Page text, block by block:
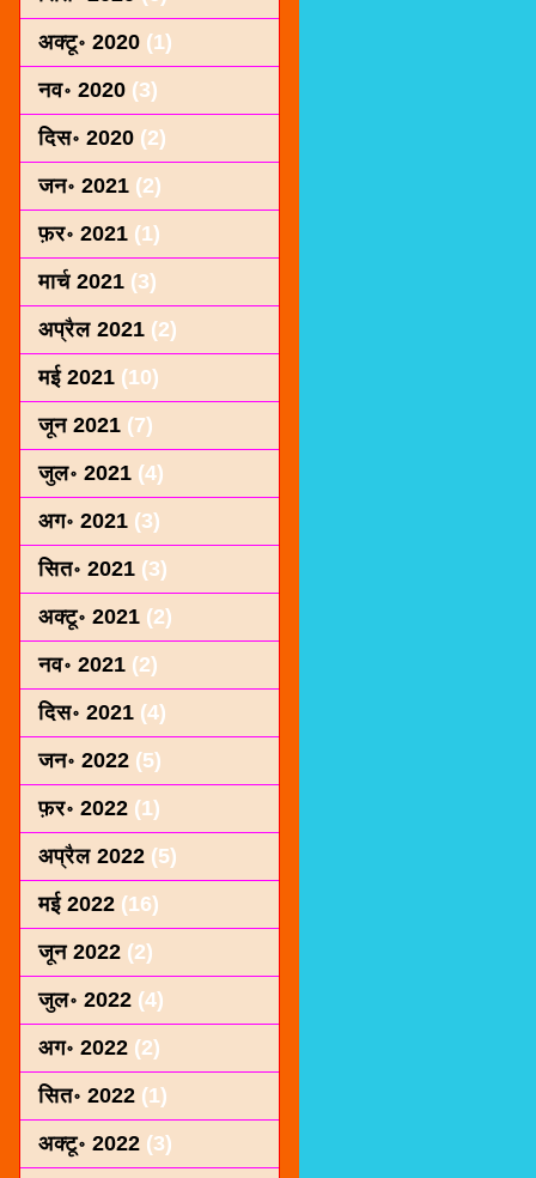
अक्टू॰ 2020 (1)
नव॰ 2020 (3)
दिस॰ 2020 (2)
जन॰ 2021 (2)
फ़र॰ 2021 (1)
मार्च 2021 (3)
अप्रैल 2021 (2)
मई 2021 (10)
जून 2021 (7)
जुल॰ 2021 (4)
अग॰ 2021 (3)
सित॰ 2021 (3)
अक्टू॰ 2021 (2)
नव॰ 2021 (2)
दिस॰ 2021 (4)
जन॰ 2022 (5)
फ़र॰ 2022 (1)
अप्रैल 2022 (5)
मई 2022 (16)
जून 2022 (2)
जुल॰ 2022 (4)
अग॰ 2022 (2)
सित॰ 2022 (1)
अक्टू॰ 2022 (3)